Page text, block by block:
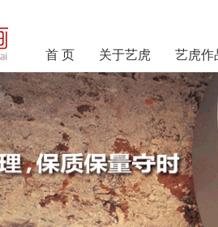
首 页 关于艺虎 艺虎作